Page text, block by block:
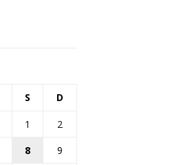
S D
1
2
8
9